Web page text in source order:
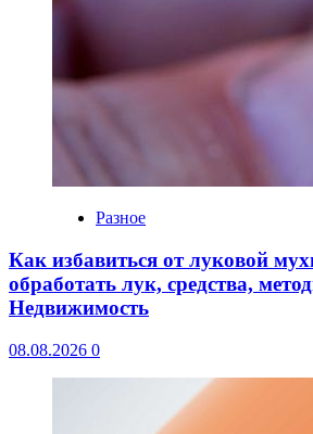
Разное
Как избавиться от луковой
обработать лук, средства,
Недвижимость
08.08.2026 0